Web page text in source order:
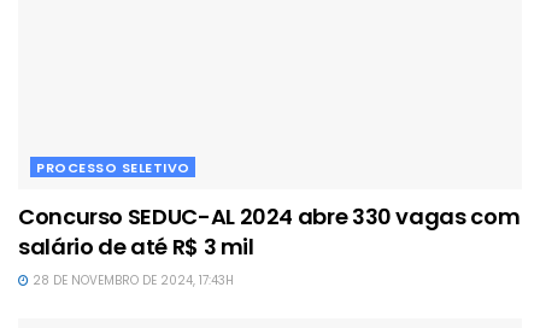
PROCESSO SELETIVO
Concurso SEDUC-AL 2024 abre 330 vagas com
salário de até R$ 3 mil
28 DE NOVEMBRO DE 2024, 17:43H